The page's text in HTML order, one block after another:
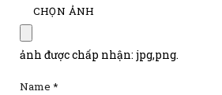
ảnh được chấp nhận: jpg,png.
Name *